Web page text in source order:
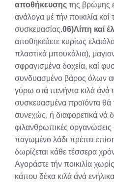
αποθήκευσης της βρώμης
ανάλογα μέ τήν ποικιλία καί
συσκευασίας.06)Λίπη καί
αποθηκεύετε κυ­ρίως
πλαστικά μπουκάλια),
σφραγισμένα δοχεία, καί
συνδυασμένο βάρος όλων
γύρω στά πενήντα κιλά άνά
συσκευασμένα προϊόντα θά
συνεχώς, ή διαφορετικά νά
φιλανθρωπικές
παγωμένο λάδι πρέπει
δωρίζεται κάθε τέσσερα
Αγοράστε τήν ποικιλία
κάπου δέκα κιλά άνά